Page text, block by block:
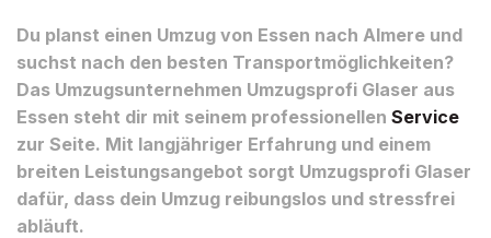
Du planst einen Umzug von Essen nach Almere und
suchst nach den besten Transportmöglichkeiten?
Das Umzugsunternehmen Umzugsprofi Glaser aus
Essen steht dir mit seinem professionellen Service
zur Seite. Mit langjähriger Erfahrung und einem
breiten Leistungsangebot sorgt Umzugsprofi Glaser
dafür, dass dein Umzug reibungslos und stressfrei
abläuft.